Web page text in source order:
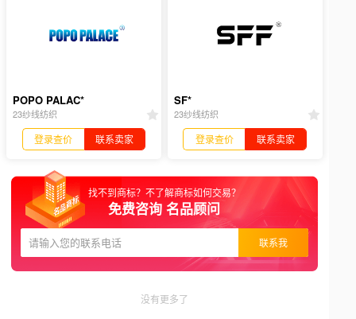
POPO PALAC*
23纱线纺织
登录查价 联系卖家
SF*
23纱线纺织
登录查价 联系卖家
找不到商标？不了解商标如何交易？
免费咨询 名品顾问
联系我
没有更多了